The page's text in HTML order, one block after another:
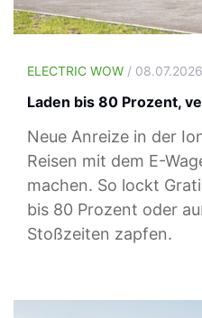
ELECTRIC WOW /
Laden bis 80 Prozent,
Neue Anreize in der
Reisen mit dem E-
machen. So lockt
bis 80 Prozent oder
Stoßzeiten zapfen.